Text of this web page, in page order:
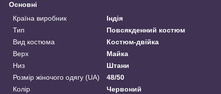
Основні
Країна виробник
Індія
Тип
Повсякденний костюм
Вид костюма
Костюм-двійка
Верх
Майка
Низ
Штани
Розмір жіночого одягу (UA)
48/50
Колір
Червоний